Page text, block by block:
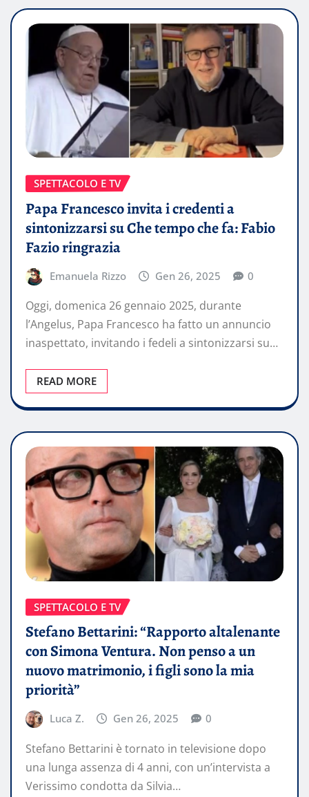
SPETTACOLO E TV
Papa Francesco invita i credenti a
sintonizzarsi su Che tempo che fa: Fabio
Fazio ringrazia
Emanuela Rizzo Gen 26, 2025 0
Oggi, domenica 26 gennaio 2025, durante
l’Angelus, Papa Francesco ha fatto un annuncio
inaspettato, invitando i fedeli a sintonizzarsi su…
READ MORE
SPETTACOLO E TV
Stefano Bettarini: “Rapporto altalenante
con Simona Ventura. Non penso a un
nuovo matrimonio, i figli sono la mia
priorità”
Luca Z. Gen 26, 2025 0
Stefano Bettarini è tornato in televisione dopo
una lunga assenza di 4 anni, con un’intervista a
Verissimo condotta da Silvia…